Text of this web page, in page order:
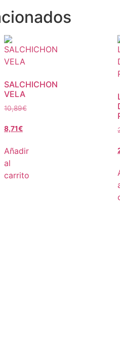
SALCHICHON
VELA
10,89€
8,71€
Añadir
al
carrito